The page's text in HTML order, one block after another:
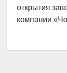
открытия
компании